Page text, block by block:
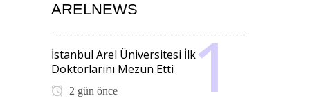
ARELNEWS
İstanbul Arel Üniversitesi İlk
Doktorlarını Mezun Etti
2 gün önce